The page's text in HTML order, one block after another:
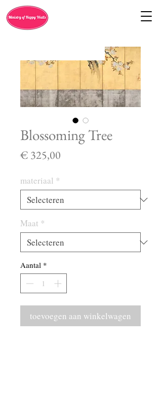
Blossoming Tree
€ 325,00
materiaal *
Maat *
Aantal *
toevoegen aan winkelwagen